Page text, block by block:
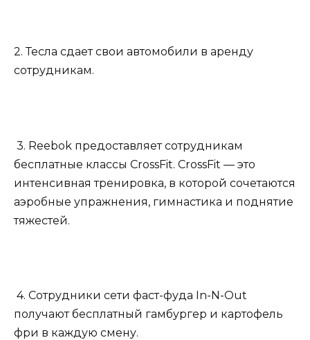
2. Тесла сдает свои автомобили в аренду
сотрудникам.
3. Reebok предоставляет сотрудникам
бесплатные классы CrossFit. CrossFit — это
интенсивная тренировка, в которой сочетаются
аэробные упражнения, гимнастика и поднятие
тяжестей.
4. Сотрудники сети фаст-фуда In-N-Out
получают бесплатный гамбургер и картофель
фри в каждую смену.